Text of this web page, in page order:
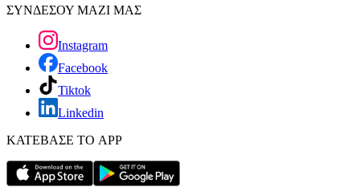
ΣΥΝΔΕΣΟΥ ΜΑΖΙ ΜΑΣ
Instagram
Facebook
Tiktok
Linkedin
ΚΑΤΕΒΑΣΕ ΤΟ APP